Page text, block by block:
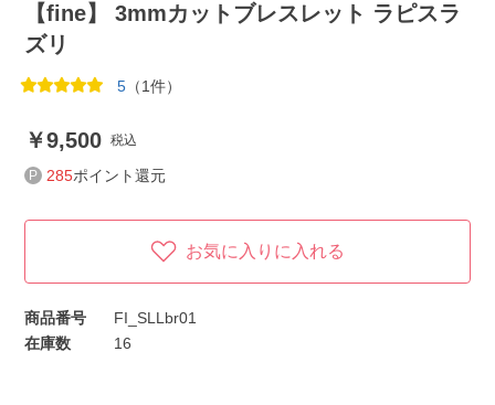
【fine】 3mmカットブレスレット ラピスラ
ズリ
5 （1件）
9,500 税込
285ポイント還元
お気に入りに入れる
商品番号
FI_SLLbr01
在庫数
16